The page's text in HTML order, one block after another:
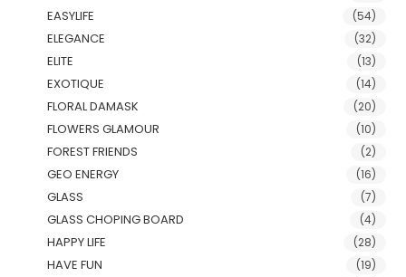
EASYLIFE (54)
ELEGANCE (32)
ELITE (13)
EXOTIQUE (14)
FLORAL DAMASK (20)
FLOWERS GLAMOUR (10)
FOREST FRIENDS (2)
GEO ENERGY (16)
GLASS (7)
GLASS CHOPING BOARD (4)
HAPPY LIFE (28)
HAVE FUN (19)